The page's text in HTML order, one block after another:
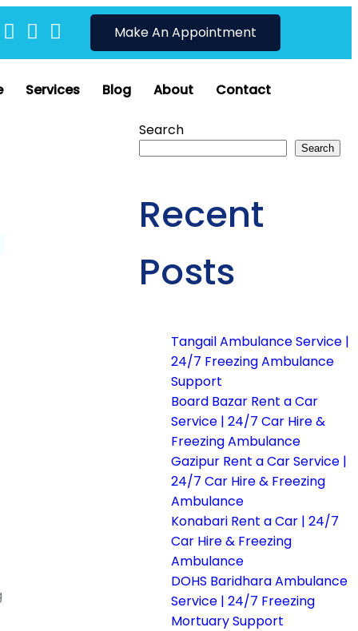
Make An Appointment
Services Blog About Contact
Search
Search
Recent
Posts
Tangail Ambulance Service |
24/7 Freezing Ambulance
Support
Board Bazar Rent a Car
Service | 24/7 Car Hire &
Freezing Ambulance
Gazipur Rent a Car Service |
24/7 Car Hire & Freezing
Ambulance
Konabari Rent a Car | 24/7
Car Hire & Freezing
Ambulance
DOHS Baridhara Ambulance
Service | 24/7 Freezing
Mortuary Support